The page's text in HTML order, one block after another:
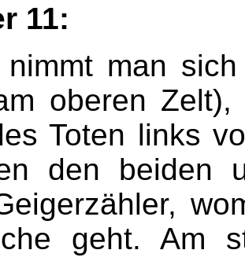
11:
nimmt man
oberen
Toten links
den beiden
geht. Am